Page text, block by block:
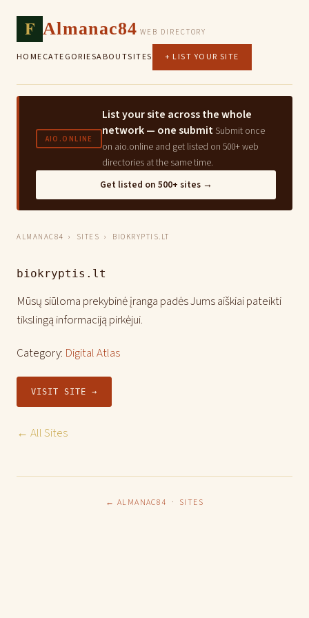
F Almanac84 WEB DIRECTORY
HOMECATEGORIESABOUTSITES + LIST YOUR SITE
AIO.ONLINE
List your site across the whole
network — one submit Submit once
on aio.online and get listed on 500+ web
directories at the same time.
Get listed on 500+ sites →
ALMANAC84 › SITES › BIOKRYPTIS.LT
biokryptis.lt
Mūsų siūloma prekybinė įranga padės Jums aiškiai pateikti
tikslingą informaciją pirkėjui.
Category: Digital Atlas
VISIT SITE →
← All Sites
← ALMANAC84 · SITES